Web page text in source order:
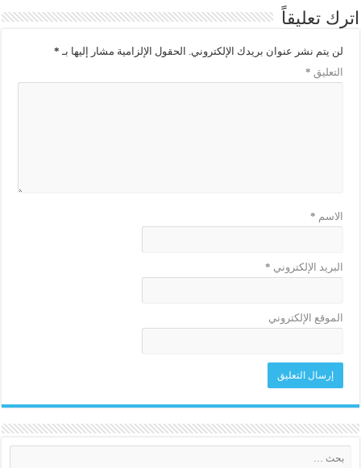
اترك تعليقاً
لن يتم نشر عنوان بريدك الإلكتروني. الحقول الإلزامية مشار إليها بـ *
التعليق *
الاسم *
البريد الإلكتروني *
الموقع الإلكتروني